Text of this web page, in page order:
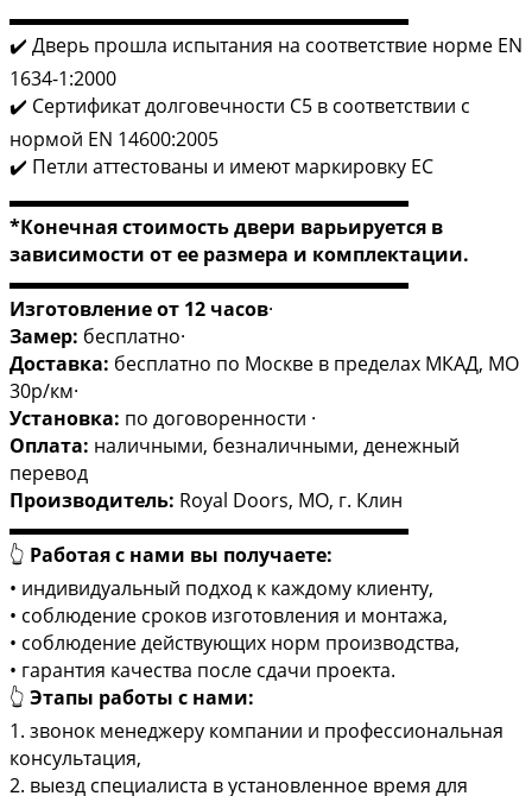
▬▬▬▬▬▬▬▬▬▬▬▬▬▬▬▬▬▬▬▬▬
✔️ Дверь прошла испытания на соответствие норме EN
1634-1:2000
✔️ Сертификат долговечности C5 в соответствии с
нормой EN 14600:2005
✔️ Петли аттестованы и имеют маркировку EC
▬▬▬▬▬▬▬▬▬▬▬▬▬▬▬▬▬▬▬▬▬
*Конечная стоимость двери варьируется в
зависимости от ее размера и комплектации.
▬▬▬▬▬▬▬▬▬▬▬▬▬▬▬▬▬▬▬▬▬
Изготовление от 12 часов·
Замер: бесплатно·
Доставка: бесплатно по Москве в пределах МКАД, МО
30р/км·
Установка: по договоренности ·
Оплата: наличными, безналичными, денежный
перевод
Производитель: Royal Doors, МО, г. Клин
▬▬▬▬▬▬▬▬▬▬▬▬▬▬▬▬▬▬▬▬▬
👆 Работая с нами вы получаете:
• индивидуальный подход к каждому клиенту,
• соблюдение сроков изготовления и монтажа,
• соблюдение действующих норм производства,
• гарантия качества после сдачи проекта.
👆 Этапы работы с нами:
1. звонок менеджеру компании и профессиональная
консультация,
2. выезд специалиста в установленное время для